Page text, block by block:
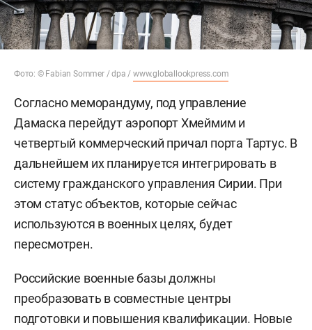
Фото: © Fabian Sommer / dpa /www.globallookpress.com
Согласно меморандуму, под управление
Дамаска перейдут аэропорт Хмеймим и
четвертый коммерческий причал порта Тартус. В
дальнейшем их планируется интегрировать в
систему гражданского управления Сирии. При
этом статус объектов, которые сейчас
используются в военных целях, будет
пересмотрен.
Российские военные базы должны
преобразовать в совместные центры
подготовки и повышения квалификации. Новые